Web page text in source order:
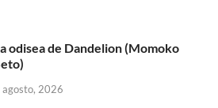
odisea de Dandelion (Momoko
agosto, 2026